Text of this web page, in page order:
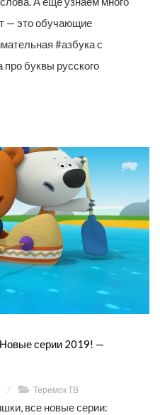
— это обучающие
#азбука с
про буквы русского
серии 2019! —
/ Теремок ТВ
все новые серии: